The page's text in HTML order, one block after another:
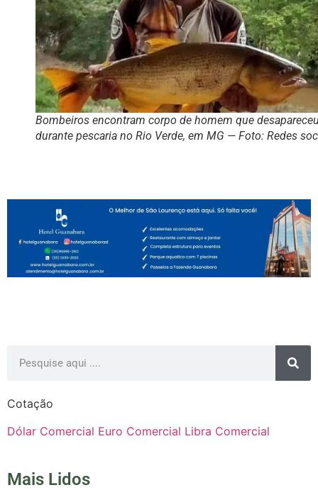
Bombeiros encontram corpo de homem que
durante pescaria no Rio Verde, em MG — Foto: Redes
Cotação
Dólar Comercial Euro Comercial Libra Comercial
Mais Lidos